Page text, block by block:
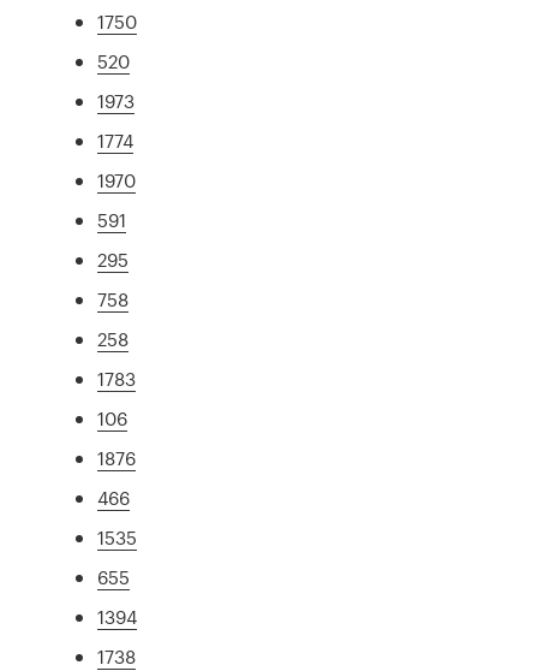
1750
520
1973
1774
1970
591
295
758
258
1783
106
1876
466
1535
655
1394
1738